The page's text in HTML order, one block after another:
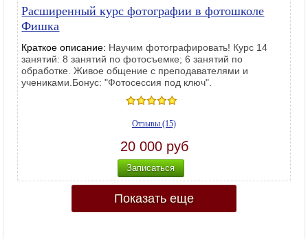
Расширенный курс фотографии в фотошколе
Фишка
Краткое описание: Научим фотографировать! Курс 14
занятий: 8 занятий по фотосъемке; 6 занятий по
обработке. Живое общение с преподавателями и
учениками.Бонус: "Фотосессия под ключ".
Отзывы (15)
20 000 руб
Записаться
Показать еще